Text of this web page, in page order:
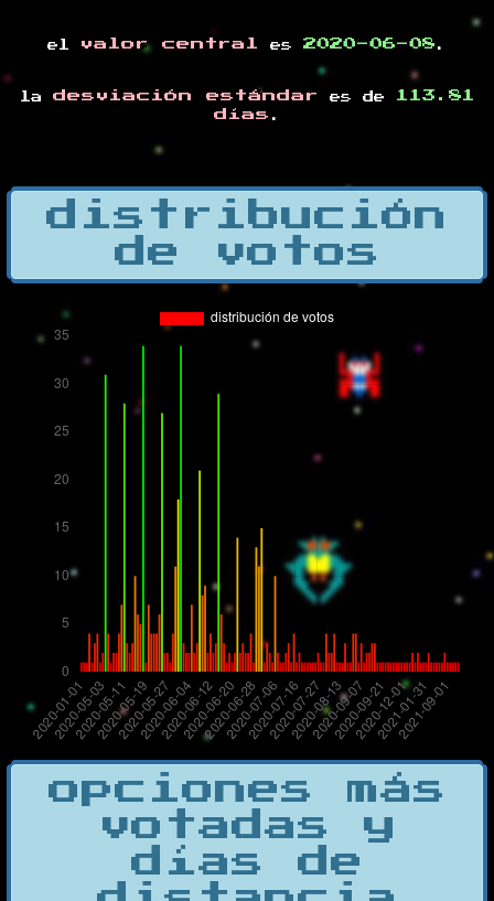
el valor central es 2020-06-08 .
la desviación estándar es de
113.81
días .
distribución
de votos
opciones más
votadas y
días de